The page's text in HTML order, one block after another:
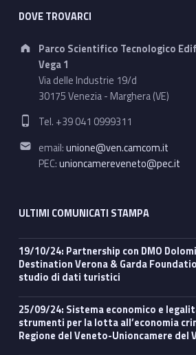
DOVE TROVARCI
Address:
Parco Scientifico Tecnologico
Vega 1
Via delle Industrie 19/d
30175 Venezia - Marghera (VE)
Phone number:
Tel. +39 041 0999311
Email address:
email:unione@ven.camcom.it
PEC:unioncamereveneto@pec.it
ULTIMI COMUNICATI STAMPA
19/10/24: Partnership con DMO Dolomiti Bellunesi e
Destination Verona & Garda
studio di dati turistici
25/09/24: Sistema economico e legalità, regole e
strumenti per la lotta all’economia
Regione del Veneto-Unioncamere del